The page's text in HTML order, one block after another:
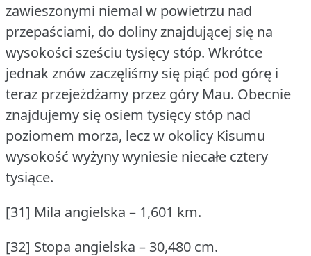
zawieszonymi niemal w powietrzu nad
przepaściami, do doliny znajdującej się na
wysokości sześciu tysięcy stóp. Wkrótce
jednak znów zaczęliśmy się piąć pod górę i
teraz przejeżdżamy przez góry Mau. Obecnie
znajdujemy się osiem tysięcy stóp nad
poziomem morza, lecz w okolicy Kisumu
wysokość wyżyny wyniesie niecałe cztery
tysiące.
[31] Mila angielska – 1,601 km.
[32] Stopa angielska – 30,480 cm.